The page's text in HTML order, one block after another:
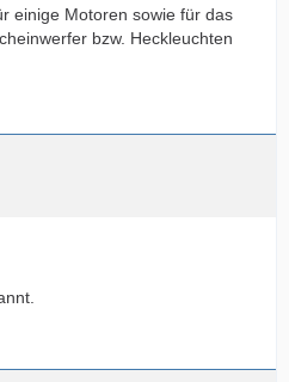
einige Motoren sowie für das
bzw. Heckleuchten